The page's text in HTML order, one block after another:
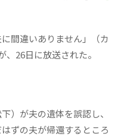
間違いありません」（カ
26日に放送された。
）が夫の遺体を誤認し、
ずの夫が帰還するところ